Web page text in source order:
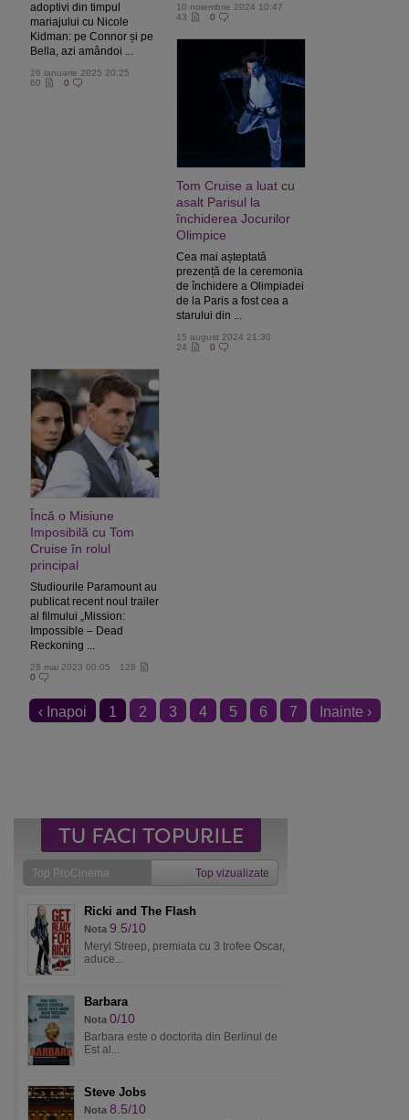
adoptivi din timpul
mariajului cu Nicole
Kidman: pe Connor și pe
Bella, azi amândoi ...
26 ianuarie 2025 20:25
60
0
10 noiembrie 2024 10:47
43
0
Tom Cruise a luat cu
asalt Parisul la
închiderea Jocurilor
Olimpice
Cea mai așteptată
prezență de la ceremonia
de închidere a Olimpiadei
de la Paris a fost cea a
starului din ...
15 august 2024 21:30
24
0
Încă o Misiune
Imposibilă cu Tom
Cruise în rolul
principal
Studiourile Paramount au
publicat recent noul trailer
al filmului „Mission:
Impossible – Dead
Reckoning ...
28 mai 2023 00:05
128
0
‹ Inapoi 1 2 3 4 5 6 7 Inainte ›
Top ProCinema Top vizualizate
Ricki and The Flash
Nota 9.5/10
Meryl Streep, premiata cu 3 trofee Oscar,
aduce...
Barbara
Nota 0/10
Barbara este o doctorita din Berlinul de
Est al...
Steve Jobs
Nota 8.5/10